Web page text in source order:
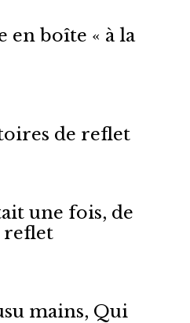
en boîte « à la
de reflet
une fois, de
reflet
mains, Qui